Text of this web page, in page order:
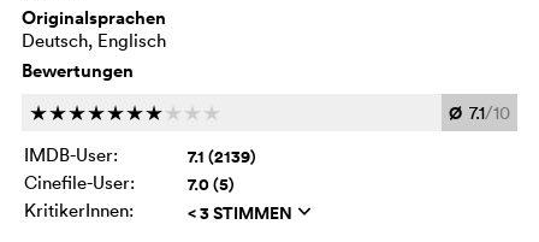
Originalsprachen
Deutsch, Englisch
Bewertungen
ccccccc c c c Ø 7.1/10
IMDB-User:
7.1 (2139)
Cinefile-User: 7.0 (5)
KritikerInnen: < 3 STIMMEN q